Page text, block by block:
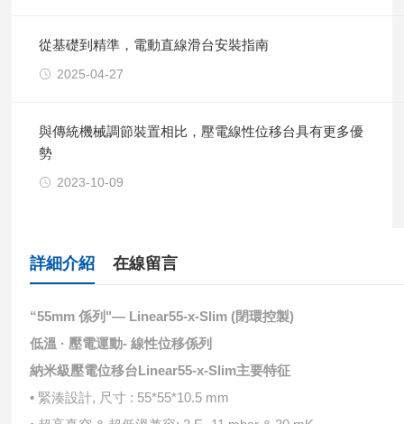
從基礎到精準，電動直線滑台安裝指南
2025-04-27
與傳統機械調節裝置相比，壓電線性位移台具有更多優
勢
2023-10-09
詳細介紹 在線留言
“55mm 係列"— Linear55-x-Slim (閉環控製)
低溫 · 壓電運動- 線性位移係列
納米級壓電位移台Linear55-x-Slim主要特征
• 緊湊設計, 尺⼨ : 55*55*10.5 mm